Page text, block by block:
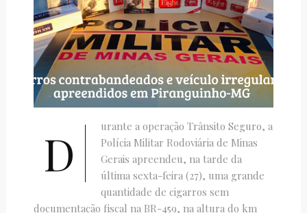
D
urante a operação Trânsito Seguro, a
Polícia Militar Rodoviária de Minas
Gerais apreendeu, na tarde da
última sexta-feira (27), uma grande
quantidade de cigarros sem
documentação fiscal na BR-459, na altura do km